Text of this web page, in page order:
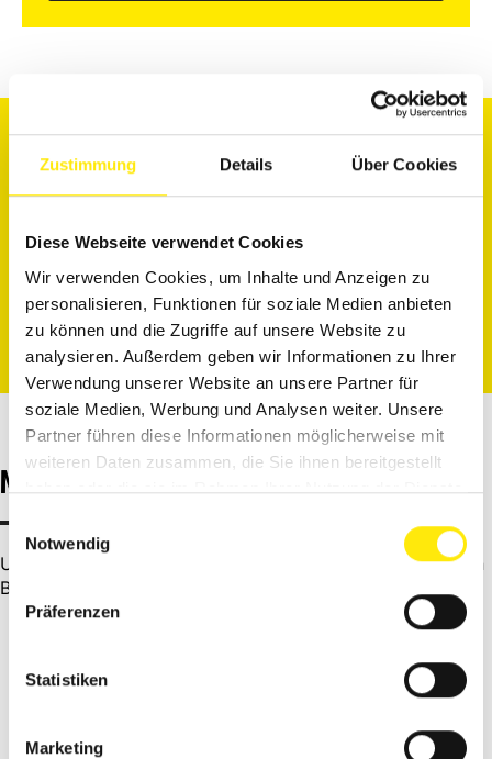
Zustimmung Details Über Cookies
Diese Webseite verwendet Cookies
Wir verwenden Cookies, um Inhalte und Anzeigen zu
personalisieren, Funktionen für soziale Medien anbieten
zu können und die Zugriffe auf unsere Website zu
analysieren. Außerdem geben wir Informationen zu Ihrer
Verwendung unserer Website an unsere Partner für
soziale Medien, Werbung und Analysen weiter. Unsere
Partner führen diese Informationen möglicherweise mit
weiteren Daten zusammen, die Sie ihnen bereitgestellt
haben oder die sie im Rahmen Ihrer Nutzung der Dienste
Einwilligungsauswahl
Notwendig
Präferenzen
Statistiken
Marketing
KONTAKTINFORMATIONEN
info@farbe.de
MAGAZINBEITRÄGE
Unsere Experten teilen mit euch ihr Fachwissen in unseren
Beiträgen